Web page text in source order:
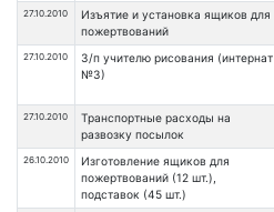
27.10.2010
Изъятие и установка ящиков для
пожертвований
27.10.2010
З/п учителю рисования (интернат
№3)
27.10.2010
Транспортные расходы на
развозку посылок
26.10.2010
Изготовление ящиков для
пожертвований (12 шт.),
подставок (45 шт.)